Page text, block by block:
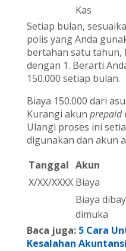
Kas
Setiap bulan,
polis yang Anda
bertahan satu tahun,
dengan 1. Berarti
150.000 setiap bulan.
Biaya 150.000 dari
Kurangi akun prepaid
Ulangi proses ini
digunakan dan akun
Tanggal Akun
X/XX/XXXX Biaya
Biaya
dimuka
Baca juga: 5 Cara
Kesalahan